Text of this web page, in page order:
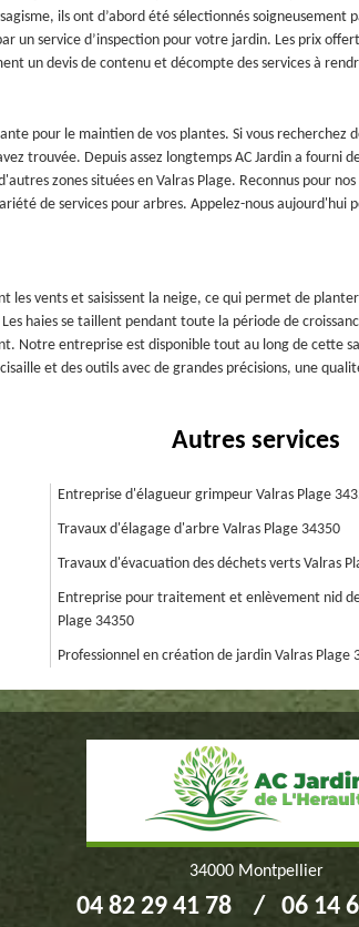
ils ont d’abord été sélectionnés soigneusement
un service d’inspection pour votre jardin. Les prix
un devis de contenu et décompte des services à
pour le maintien de vos plantes. Si vous recherchez
trouvée. Depuis assez longtemps AC Jardin a fourni
zones situées en Valras Plage. Reconnus pour nos
de services pour arbres. Appelez-nous aujourd'hui
les vents et saisissent la neige, ce qui permet de
haies se taillent pendant toute la période de
Notre entreprise est disponible tout au long de cette
et des outils avec de grandes précisions, une
Autres services
Entreprise d'élagueur grimpeur Valras Plage
Travaux d'élagage d'arbre Valras Plage 34350
Travaux d'évacuation des déchets verts Valras
Entreprise pour traitement et enlèvement nid
Plage 34350
Professionnel en création de jardin Valras Plage
34000 Montpellier
04 82 29 41 78 / 06 14